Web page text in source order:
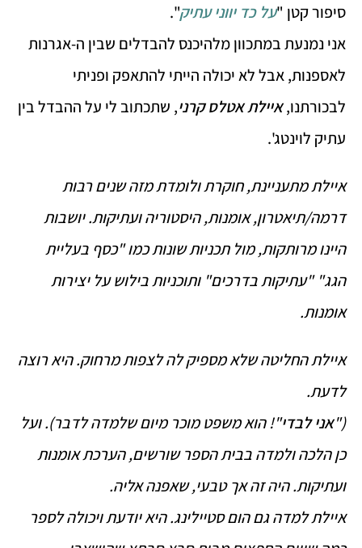
סיפור קטן "על כד יווני עתיק".
אני נמנעת במתכוון מלהיכנס להבדלים שבין ה-אגרנות
לאספנות, אבל לא יכולה הייתי להתאפק ופניתי
לבכורתנו,איילת אטלס קרני, שתכתוב לי על ההבדל בין
עתיק לוינטג'.
איילת מתעניינת, חוקרת ולומדת מזה שנים רבות
דרמה/תיאטרון, אומנות, היסטוריה ועתיקות. יושבות
היינו מרותקות, מול תכניות שונות כמו "כסף בעליית
הגג" "עתיקות בדרכים" ותוכניות בילוש על יצירות
אומנות.
איילת החליטה שלא מספיק לה לצפות מרחוק. היא רוצה
לדעת.
("אני לבדי"! הוא משפט מוכר מיום שלמדה לדבר). ועל
כן הלכה ולמדה בבית הספר שורשים, הערכת אומנות
ועתיקות. היה זה אך טבעי, שאפנה אליה.
איילת למדה גם הום סטיילינג. היא יודעת ויכולה לספר